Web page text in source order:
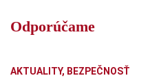
Odporúčame
AKTUALITY, BEZPEČNOSŤ